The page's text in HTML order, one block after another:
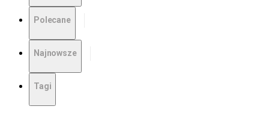
Polecane
Najnowsze
Tagi